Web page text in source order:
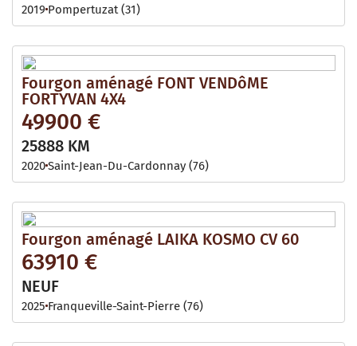
2019 Pompertuzat (31)
Fourgon aménagé FONT VENDôME
FORTYVAN 4X4
49900 €
25888 KM
2020Saint-Jean-Du-Cardonnay (76)
Fourgon aménagé LAIKA KOSMO CV 60
63910 €
NEUF
2025 Franqueville-Saint-Pierre (76)